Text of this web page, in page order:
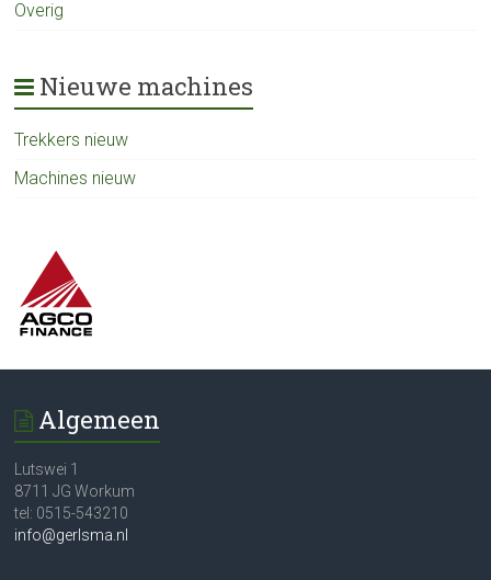
Overig
Nieuwe machines
Trekkers nieuw
Machines nieuw
Algemeen
Lutswei 1
8711 JG Workum
tel: 0515-543210
info@gerlsma.nl